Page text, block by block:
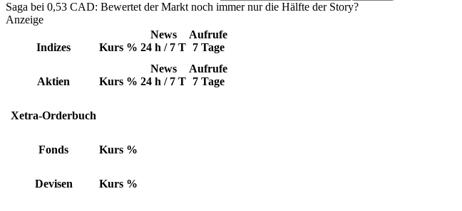
Saga bei 0,53 CAD: Bewertet der Markt noch immer nur die Hälfte der Story?
Anzeige
Indizes Kurs %
News
24 h / 7 T
Aufrufe
7 Tage
Aktien Kurs %
News
24 h / 7 T
Aufrufe
7 Tage
Xetra-Orderbuch
Fonds Kurs %
Devisen Kurs %